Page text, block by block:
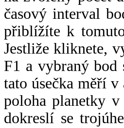
časový interval
přiblížíte k
Jestliže kliknete,
F1 a vybraný
tato úsečka měří
poloha planetky
dokreslí se